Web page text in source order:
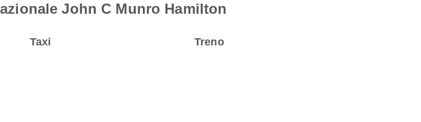
John C Munro Hamilton
Taxi Treno